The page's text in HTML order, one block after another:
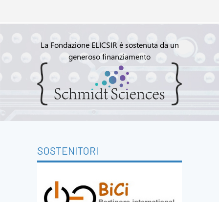
La Fondazione ELICSIR è sostenuta da un
generoso finanziamento
SOSTENITORI